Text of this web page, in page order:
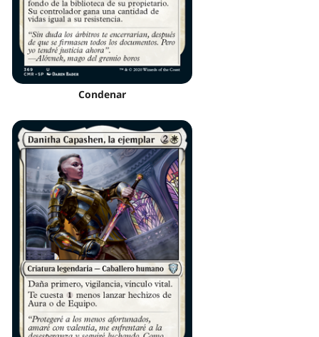
Condenar